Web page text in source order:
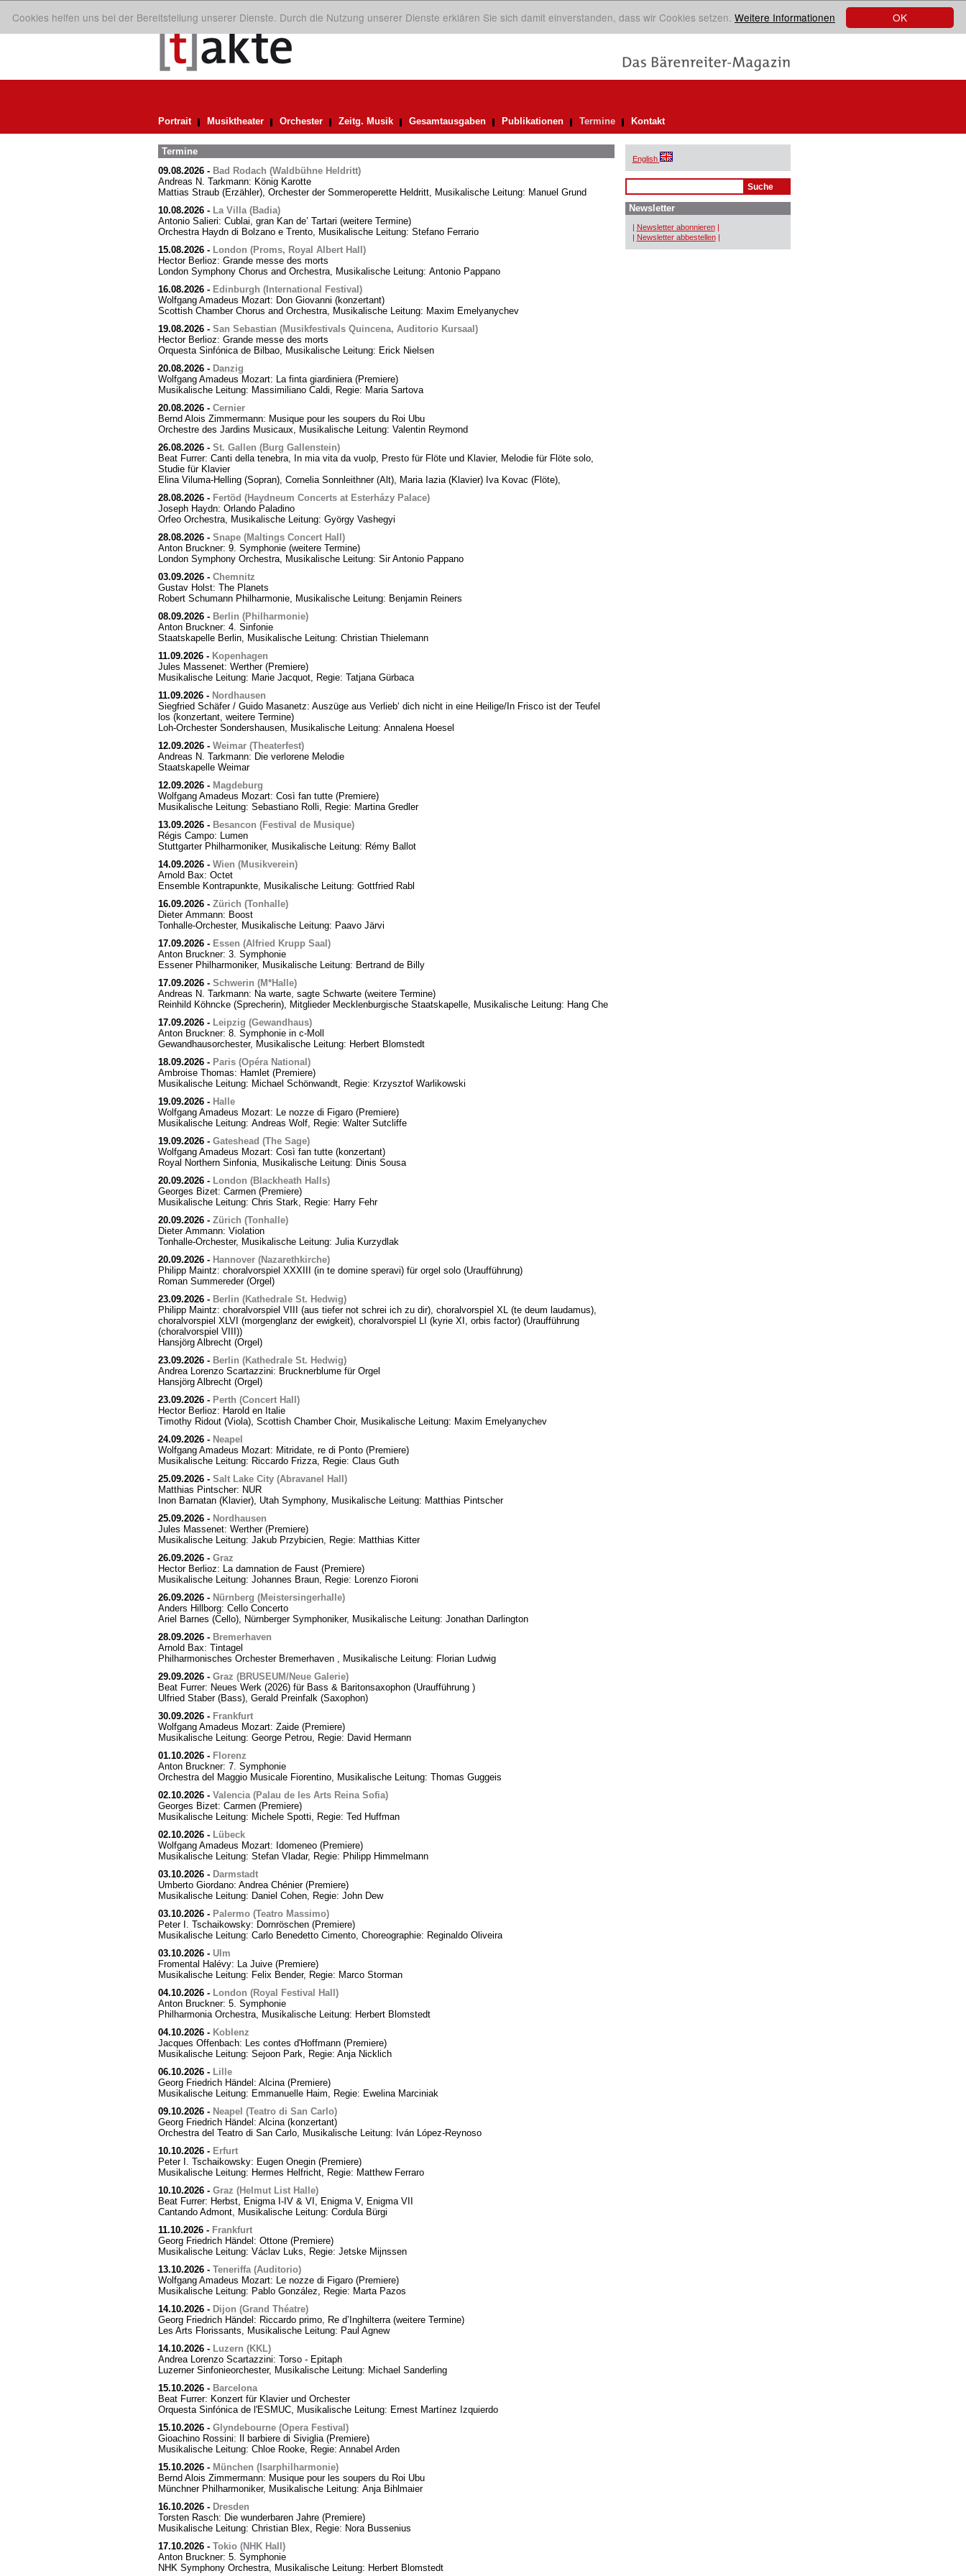
OK
Cookies helfen uns bei der Bereitstellung unserer Dienste. Durch die Nutzung unserer Dienste erklären Sie sich damit einverstanden, dass wir Cookies setzen. Weitere Informationen
Portrait Musiktheater Orchester Zeitg. Musik Gesamtausgaben Publikationen Termine Kontakt
Termine
09.08.2026- Bad Rodach (Waldbühne Heldritt)
Andreas N. Tarkmann: König Karotte
Mattias Straub (Erzähler), Orchester der Sommeroperette Heldritt, Musikalische Leitung: Manuel Grund
10.08.2026- La Villa (Badia)
Antonio Salieri: Cublai, gran Kan de’ Tartari (weitere Termine)
Orchestra Haydn di Bolzano e Trento, Musikalische Leitung: Stefano Ferrario
15.08.2026- London (Proms, Royal Albert Hall)
Hector Berlioz: Grande messe des morts
London Symphony Chorus and Orchestra, Musikalische Leitung: Antonio Pappano
16.08.2026- Edinburgh (International Festival)
Wolfgang Amadeus Mozart: Don Giovanni (konzertant)
Scottish Chamber Chorus and Orchestra, Musikalische Leitung: Maxim Emelyanychev
19.08.2026- San Sebastian (Musikfestivals Quincena, Auditorio Kursaal)
Hector Berlioz: Grande messe des morts
Orquesta Sinfónica de Bilbao, Musikalische Leitung: Erick Nielsen
20.08.2026- Danzig
Wolfgang Amadeus Mozart: La finta giardiniera (Premiere)
Musikalische Leitung: Massimiliano Caldi, Regie: Maria Sartova
20.08.2026- Cernier
Bernd Alois Zimmermann: Musique pour les soupers du Roi Ubu
Orchestre des Jardins Musicaux, Musikalische Leitung: Valentin Reymond
26.08.2026- St. Gallen (Burg Gallenstein)
Beat Furrer: Canti della tenebra, In mia vita da vuolp, Presto für Flöte und Klavier, Melodie für Flöte solo,
Studie für Klavier
Elina Viluma-Helling (Sopran), Cornelia Sonnleithner (Alt), Maria Iazia (Klavier) Iva Kovac (Flöte),
28.08.2026- Fertöd (Haydneum Concerts at Esterházy Palace)
Joseph Haydn: Orlando Paladino
Orfeo Orchestra, Musikalische Leitung: György Vashegyi
28.08.2026- Snape (Maltings Concert Hall)
Anton Bruckner: 9. Symphonie (weitere Termine)
London Symphony Orchestra, Musikalische Leitung: Sir Antonio Pappano
03.09.2026- Chemnitz
Gustav Holst: The Planets
Robert Schumann Philharmonie, Musikalische Leitung: Benjamin Reiners
08.09.2026- Berlin (Philharmonie)
Anton Bruckner: 4. Sinfonie
Staatskapelle Berlin, Musikalische Leitung: Christian Thielemann
11.09.2026- Kopenhagen
Jules Massenet: Werther (Premiere)
Musikalische Leitung: Marie Jacquot, Regie: Tatjana Gürbaca
11.09.2026- Nordhausen
Siegfried Schäfer / Guido Masanetz: Auszüge aus Verlieb‘ dich nicht in eine Heilige/In Frisco ist der Teufel
los (konzertant, weitere Termine)
Loh-Orchester Sondershausen, Musikalische Leitung: Annalena Hoesel
12.09.2026- Weimar (Theaterfest)
Andreas N. Tarkmann: Die verlorene Melodie
Staatskapelle Weimar
12.09.2026- Magdeburg
Wolfgang Amadeus Mozart: Così fan tutte (Premiere)
Musikalische Leitung: Sebastiano Rolli, Regie: Martina Gredler
13.09.2026- Besancon (Festival de Musique)
Régis Campo: Lumen
Stuttgarter Philharmoniker, Musikalische Leitung: Rémy Ballot
14.09.2026- Wien (Musikverein)
Arnold Bax: Octet
Ensemble Kontrapunkte, Musikalische Leitung: Gottfried Rabl
16.09.2026- Zürich (Tonhalle)
Dieter Ammann: Boost
Tonhalle-Orchester, Musikalische Leitung: Paavo Järvi
17.09.2026- Essen (Alfried Krupp Saal)
Anton Bruckner: 3. Symphonie
Essener Philharmoniker, Musikalische Leitung: Bertrand de Billy
17.09.2026- Schwerin (M*Halle)
Andreas N. Tarkmann: Na warte, sagte Schwarte (weitere Termine)
Reinhild Köhncke (Sprecherin), Mitglieder Mecklenburgische Staatskapelle, Musikalische Leitung: Hang Che
17.09.2026- Leipzig (Gewandhaus)
Anton Bruckner: 8. Symphonie in c-Moll
Gewandhausorchester, Musikalische Leitung: Herbert Blomstedt
18.09.2026- Paris (Opéra National)
Ambroise Thomas: Hamlet (Premiere)
Musikalische Leitung: Michael Schönwandt, Regie: Krzysztof Warlikowski
19.09.2026- Halle
Wolfgang Amadeus Mozart: Le nozze di Figaro (Premiere)
Musikalische Leitung: Andreas Wolf, Regie: Walter Sutcliffe
19.09.2026- Gateshead (The Sage)
Wolfgang Amadeus Mozart: Così fan tutte (konzertant)
Royal Northern Sinfonia, Musikalische Leitung: Dinis Sousa
20.09.2026- London (Blackheath Halls)
Georges Bizet: Carmen (Premiere)
Musikalische Leitung: Chris Stark, Regie: Harry Fehr
20.09.2026- Zürich (Tonhalle)
Dieter Ammann: Violation
Tonhalle-Orchester, Musikalische Leitung: Julia Kurzydlak
20.09.2026- Hannover (Nazarethkirche)
Philipp Maintz: choralvorspiel XXXIII (in te domine speravi) für orgel solo (Uraufführung)
Roman Summereder (Orgel)
23.09.2026- Berlin (Kathedrale St. Hedwig)
Philipp Maintz: choralvorspiel VIII (aus tiefer not schrei ich zu dir), choralvorspiel XL (te deum laudamus),
choralvorspiel XLVI (morgenglanz der ewigkeit), choralvorspiel LI (kyrie XI, orbis factor) (Uraufführung
(choralvorspiel VIII))
Hansjörg Albrecht (Orgel)
23.09.2026- Berlin (Kathedrale St. Hedwig)
Andrea Lorenzo Scartazzini: Brucknerblume für Orgel
Hansjörg Albrecht (Orgel)
23.09.2026- Perth (Concert Hall)
Hector Berlioz: Harold en Italie
Timothy Ridout (Viola), Scottish Chamber Choir, Musikalische Leitung: Maxim Emelyanychev
24.09.2026- Neapel
Wolfgang Amadeus Mozart: Mitridate, re di Ponto (Premiere)
Musikalische Leitung: Riccardo Frizza, Regie: Claus Guth
25.09.2026- Salt Lake City (Abravanel Hall)
Matthias Pintscher: NUR
Inon Barnatan (Klavier), Utah Symphony, Musikalische Leitung: Matthias Pintscher
25.09.2026- Nordhausen
Jules Massenet: Werther (Premiere)
Musikalische Leitung: Jakub Przybicien, Regie: Matthias Kitter
26.09.2026- Graz
Hector Berlioz: La damnation de Faust (Premiere)
Musikalische Leitung: Johannes Braun, Regie: Lorenzo Fioroni
26.09.2026- Nürnberg (Meistersingerhalle)
Anders Hillborg: Cello Concerto
Ariel Barnes (Cello), Nürnberger Symphoniker, Musikalische Leitung: Jonathan Darlington
28.09.2026- Bremerhaven
Arnold Bax: Tintagel
Philharmonisches Orchester Bremerhaven , Musikalische Leitung: Florian Ludwig
29.09.2026- Graz (BRUSEUM/Neue Galerie)
Beat Furrer: Neues Werk (2026) für Bass & Baritonsaxophon (Uraufführung )
Ulfried Staber (Bass), Gerald Preinfalk (Saxophon)
30.09.2026- Frankfurt
Wolfgang Amadeus Mozart: Zaide (Premiere)
Musikalische Leitung: George Petrou, Regie: David Hermann
01.10.2026- Florenz
Anton Bruckner: 7. Symphonie
Orchestra del Maggio Musicale Fiorentino, Musikalische Leitung: Thomas Guggeis
02.10.2026- Valencia (Palau de les Arts Reina Sofia)
Georges Bizet: Carmen (Premiere)
Musikalische Leitung: Michele Spotti, Regie: Ted Huffman
02.10.2026- Lübeck
Wolfgang Amadeus Mozart: Idomeneo (Premiere)
Musikalische Leitung: Stefan Vladar, Regie: Philipp Himmelmann
03.10.2026- Darmstadt
Umberto Giordano: Andrea Chénier (Premiere)
Musikalische Leitung: Daniel Cohen, Regie: John Dew
03.10.2026- Palermo (Teatro Massimo)
Peter I. Tschaikowsky: Dornröschen (Premiere)
Musikalische Leitung: Carlo Benedetto Cimento, Choreographie: Reginaldo Oliveira
03.10.2026- Ulm
Fromental Halévy: La Juive (Premiere)
Musikalische Leitung: Felix Bender, Regie: Marco Storman
04.10.2026- London (Royal Festival Hall)
Anton Bruckner: 5. Symphonie
Philharmonia Orchestra, Musikalische Leitung: Herbert Blomstedt
04.10.2026- Koblenz
Jacques Offenbach: Les contes d'Hoffmann (Premiere)
Musikalische Leitung: Sejoon Park, Regie: Anja Nicklich
06.10.2026- Lille
Georg Friedrich Händel: Alcina (Premiere)
Musikalische Leitung: Emmanuelle Haim, Regie: Ewelina Marciniak
09.10.2026- Neapel (Teatro di San Carlo)
Georg Friedrich Händel: Alcina (konzertant)
Orchestra del Teatro di San Carlo, Musikalische Leitung: Iván López-Reynoso
10.10.2026- Erfurt
Peter I. Tschaikowsky: Eugen Onegin (Premiere)
Musikalische Leitung: Hermes Helfricht, Regie: Matthew Ferraro
10.10.2026- Graz (Helmut List Halle)
Beat Furrer: Herbst, Enigma I-IV & VI, Enigma V, Enigma VII
Cantando Admont, Musikalische Leitung: Cordula Bürgi
11.10.2026- Frankfurt
Georg Friedrich Händel: Ottone (Premiere)
Musikalische Leitung: Václav Luks, Regie: Jetske Mijnssen
13.10.2026- Teneriffa (Auditorio)
Wolfgang Amadeus Mozart: Le nozze di Figaro (Premiere)
Musikalische Leitung: Pablo González, Regie: Marta Pazos
14.10.2026- Dijon (Grand Théatre)
Georg Friedrich Händel: Riccardo primo, Re d’Inghilterra (weitere Termine)
Les Arts Florissants, Musikalische Leitung: Paul Agnew
14.10.2026- Luzern (KKL)
Andrea Lorenzo Scartazzini: Torso - Epitaph
Luzerner Sinfonieorchester, Musikalische Leitung: Michael Sanderling
15.10.2026- Barcelona
Beat Furrer: Konzert für Klavier und Orchester
Orquesta Sinfónica de l'ESMUC, Musikalische Leitung: Ernest Martínez Izquierdo
15.10.2026- Glyndebourne (Opera Festival)
Gioachino Rossini: Il barbiere di Siviglia (Premiere)
Musikalische Leitung: Chloe Rooke, Regie: Annabel Arden
15.10.2026- München (Isarphilharmonie)
Bernd Alois Zimmermann: Musique pour les soupers du Roi Ubu
Münchner Philharmoniker, Musikalische Leitung: Anja Bihlmaier
16.10.2026- Dresden
Torsten Rasch: Die wunderbaren Jahre (Premiere)
Musikalische Leitung: Christian Blex, Regie: Nora Bussenius
17.10.2026- Tokio (NHK Hall)
Anton Bruckner: 5. Symphonie
NHK Symphony Orchestra, Musikalische Leitung: Herbert Blomstedt
English
Newsletter
| Newsletter abonnieren |
| Newsletter abbestellen |